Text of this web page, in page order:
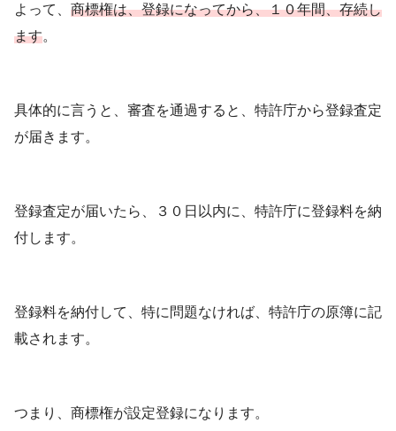
よって、 商標権は、登録になってから、１０年間、存続し
ます。
具体的に言うと、審査を通過すると、特許庁から登録査定
が届きます。
登録査定が届いたら、３０日以内に、特許庁に登録料を納
付します。
登録料を納付して、特に問題なければ、特許庁の原簿に記
載されます。
つまり、商標権が設定登録になります。